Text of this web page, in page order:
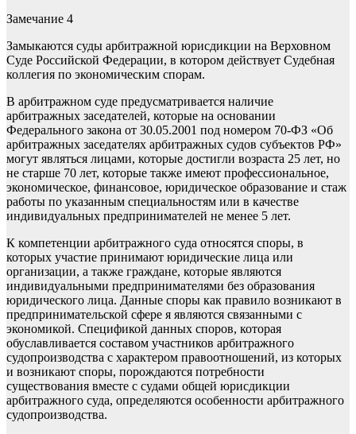
Замечание 4
Замыкаются суды арбитражной юрисдикции на Верховном
Суде Российской Федерации, в котором действует Судебная
коллегия по экономическим спорам.
В арбитражном суде предусматривается наличие
арбитражных заседателей, которые на основании
Федерального закона от 30.05.2001 под номером 70-ФЗ «Об
арбитражных заседателях арбитражных судов субъектов РФ»
могут являться лицами, которые достигли возраста 25 лет, но
не старше 70 лет, которые также имеют профессиональное,
экономическое, финансовое, юридическое образование и стаж
работы по указанным специальностям или в качестве
индивидуальных предпринимателей не менее 5 лет.
К компетенции арбитражного суда относятся споры, в
которых участие принимают юридические лица или
организации, а также граждане, которые являются
индивидуальными предпринимателями без образования
юридического лица. Данные споры как правило возникают в
предпринимательской сфере я являются связанными с
экономикой. Спецификой данных споров, которая
обуславливается составом участников арбитражного
судопроизводства с характером правоотношений, из которых
и возникают споры, порождаются потребности
существования вместе с судами общей юрисдикции
арбитражного суда, определяются особенности арбитражного
судопроизводства.